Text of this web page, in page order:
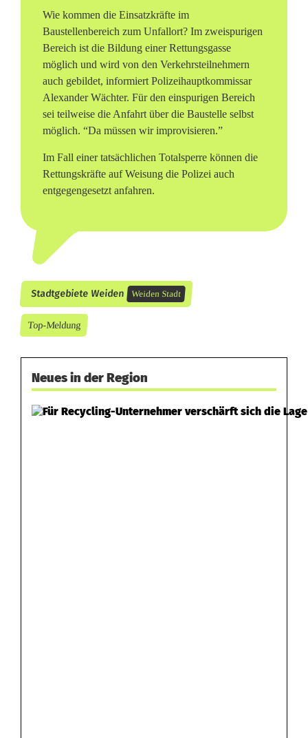
Wie kommen die Einsatzkräfte im
Baustellenbereich zum Unfallort? Im zweispurigen
Bereich ist die Bildung einer Rettungsgasse
möglich und wird von den Verkehrsteilnehmern
auch gebildet, informiert Polizeihauptkommissar
Alexander Wächter. Für den einspurigen Bereich
sei teilweise die Anfahrt über die Baustelle selbst
möglich. “Da müssen wir improvisieren.”
Im Fall einer tatsächlichen Totalsperre können die
Rettungskräfte auf Weisung die Polizei auch
entgegengesetzt anfahren.
Stadtgebiete Weiden Weiden Stadt
Top-Meldung
Neues in der Region